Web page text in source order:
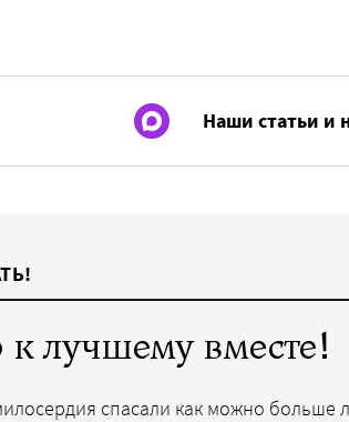
Наши статьи и
лучшему вместе!
спасали как можно больше